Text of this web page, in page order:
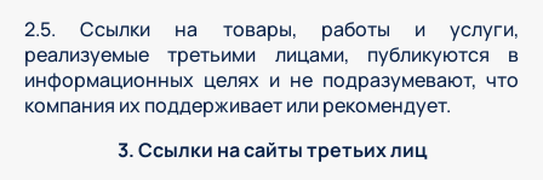
2.5. Ссылки на товары, работы и услуги,
реализуемые третьими лицами, публикуются в
информационных целях и не подразумевают, что
компания их поддерживает или рекомендует.
3. Ссылки на сайты третьих лиц